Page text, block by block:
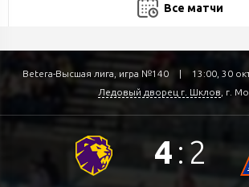
Все матчи
Betera-Высшая лига, игра №140 |
13:00, 30
Ледовый дворец г. Шклов , г.
4: 2